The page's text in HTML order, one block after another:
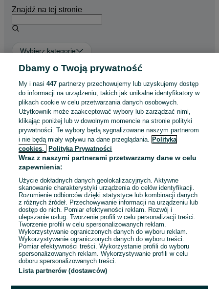
Znajdź na tej stronie
Wybierz kategorię
ZNALEŹLIŚMY 0
Sortowanie Opcje przeglądania
Przepraszamy, nie znaleźliśmy tego,
czego szukasz.
Dbamy o Twoją prywatność
My i nasi447 partnerzy przechowujemy lub uzyskujemy dostęp
do informacji na urządzeniu, takich jak unikalne identyfikatory w
plikach cookie w celu przetwarzania danych osobowych.
Użytkownik może zaakceptować wybory lub zarządzać nimi,
klikając poniżej lub w dowolnym momencie na stronie polityki
prywatności. Te wybory będą sygnalizowane naszym partnerom
i nie będą miały wpływu na dane przeglądania. Polityka
cookies,
Polityka Prywatności
Wraz z naszymi partnerami przetwarzamy dane w celu
zapewnienia:
Użycie dokładnych danych geolokalizacyjnych. Aktywne
skanowanie charakterystyki urządzenia do celów identyfikacji.
Rozumienie odbiorców dzięki statystyce lub kombinacji danych
z różnych źródeł. Przechowywanie informacji na urządzeniu lub
dostęp do nich. Pomiar efektywności reklam. Rozwój i
ulepszanie usług. Tworzenie profili w celu personalizacji treści.
Tworzenie profili w celu spersonalizowanych reklam.
Wykorzystywanie ograniczonych danych do wyboru reklam.
Wykorzystywanie ograniczonych danych do wyboru treści.
Pomiar efektywności treści. Wykorzystanie profili do wyboru
spersonalizowanych reklam. Wykorzystywanie profili w celu
doboru spersonalizowanych treści.
Lista partnerów (dostawców)